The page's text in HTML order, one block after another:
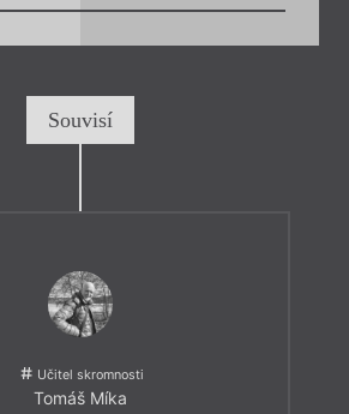
Souvisí
Učitel skromnosti
Tomáš Míka